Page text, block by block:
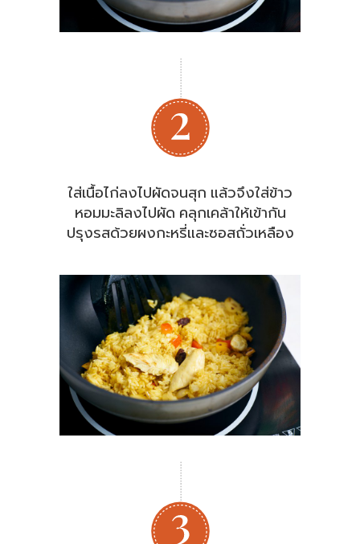
ใส่เนื้อไก่ลงไปผัดจนสุก แล้วจึงใส่ข้าว
หอมมะลิลงไปผัด คลุกเคล้าให้เข้ากัน
ปรุงรสด้วยผงกะหรี่และซอสถั่วเหลือง